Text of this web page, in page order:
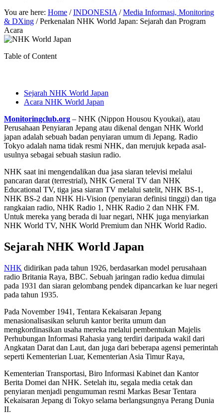
You are here: Home / INDONESIA / Media Informasi, Monitoring
& DXing /Perkenalan NHK World Japan: Sejarah dan Program
Acara
Table of Content
Sejarah NHK World Japan
Acara NHK World Japan
Monitoringclub.org – NHK (Nippon Housou Kyoukai), atau
Perusahaan Penyiaran Jepang atau dikenal dengan NHK World
japan adalah sebuah badan penyiaran umum di Jepang. Radio
Tokyo adalah nama tidak resmi NHK, dan merujuk kepada asal-
usulnya sebagai sebuah stasiun radio.
NHK saat ini mengendalikan dua jasa siaran televisi melalui
pancaran darat (terrestrial), NHK General TV dan NHK
Educational TV, tiga jasa siaran TV melalui satelit, NHK BS-1,
NHK BS-2 dan NHK Hi-Vision (penyiaran definisi tinggi) dan tiga
rangkaian radio, NHK Radio 1, NHK Radio 2 dan NHK FM.
Untuk mereka yang berada di luar negari, NHK juga menyiarkan
NHK World TV, NHK World Premium dan NHK World Radio.
Sejarah NHK World Japan
NHK didirikan pada tahun 1926, berdasarkan model perusahaan
radio Britania Raya, BBC. Sebuah jaringan radio kedua dimulai
pada 1931 dan siaran gelombang pendek dipancarkan ke luar negeri
pada tahun 1935.
Pada November 1941, Tentara Kekaisaran Jepang
menasionalisasikan seluruh kantor berita umum dan
mengkordinasikan usaha mereka melalui pembentukan Majelis
Perhubungan Informasi Rahasia yang terdiri daripada wakil dari
Angkatan Darat dan Laut, dan juga dari beberapa agensi pemerintah
seperti Kementerian Luar, Kementerian Asia Timur Raya,
Kementerian Transportasi, Biro Informasi Kabinet dan Kantor
Berita Domei dan NHK. Setelah itu, segala media cetak dan
penyiaran menjadi pengumuman resmi Markas Besar Tentara
Kekaisaran Jepang di Tokyo selama berlangsungnya Perang Dunia
II.